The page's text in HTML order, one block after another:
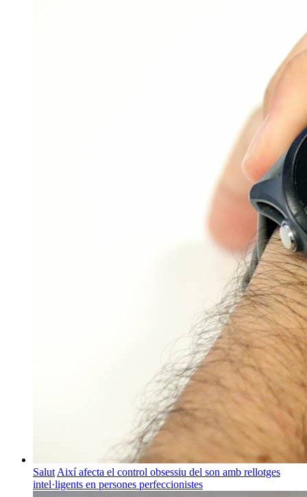
Salut Així afecta el control obsessiu del son amb rellotges
intel·ligents en persones perfeccionistes